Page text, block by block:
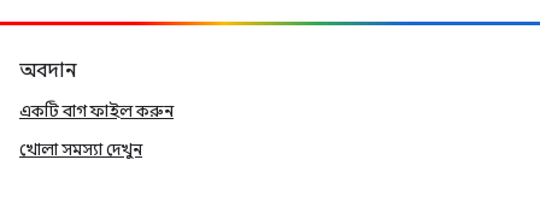
অবদান
একটি বাগ ফাইল করুন
খোলা সমস্যা দেখুন